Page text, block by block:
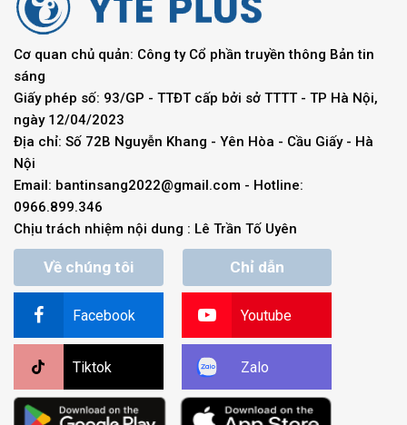
Cơ quan chủ quản: Công ty Cổ phần truyền thông Bản tin
sáng
Giấy phép số: 93/GP - TTĐT cấp bởi sở TTTT - TP Hà Nội,
ngày 12/04/2023
Địa chỉ: Số 72B Nguyễn Khang - Yên Hòa - Cầu Giấy - Hà
Nội
Email: bantinsang2022@gmail.com - Hotline:
0966.899.346
Chịu trách nhiệm nội dung : Lê Trần Tố Uyên
Về chúng tôi Chỉ dẫn
Facebook Youtube
Tiktok Zalo